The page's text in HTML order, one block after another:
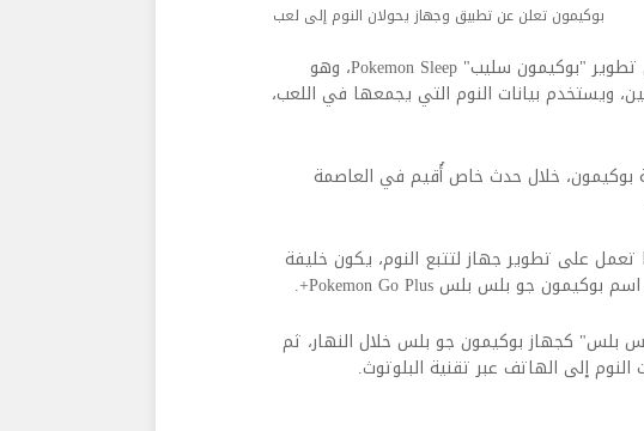
بوكيمون تعلن عن تطبيق وجهاز يحولان النوم إلى لعب
قالت شركة بوكيمون اليوم الأربعاء: إنها تعمل على تطوير "بوكيمون سليب" Pokemon Sleep، وهو
ويستخدم بيانات النوم التي يجمعها في اللعب،
بوكيمون، خلال حدث خاص أُقيم في العاصمة
تعمل على تطوير جهاز لتتبع النوم، يكون خليفة
بلس" كجهاز بوكيمون جو بلس خلال النهار، ثم
النوم إلى الهاتف عبر تقنية البلوتوث.